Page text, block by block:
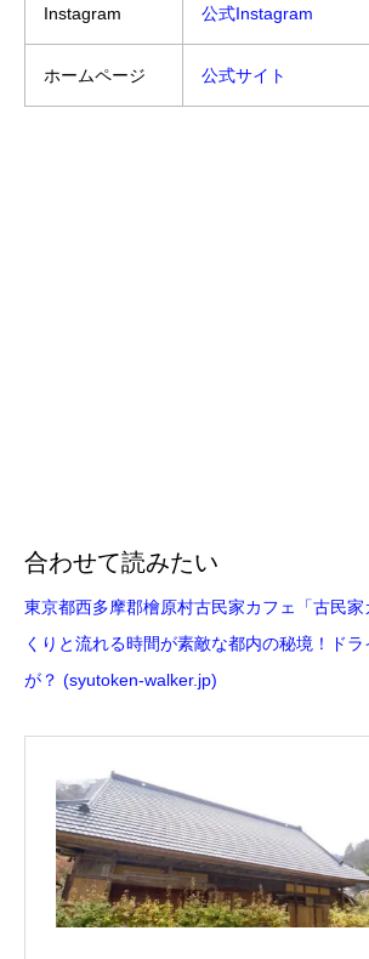
Instagram 公式Instagram
ホームページ 公式サイト
合わせて読みたい
東京都西多摩郡檜原村古民家カフェ「古民家
くりと流れる時間が素敵な都内の秘境！ド
が？ (syutoken-walker.jp)